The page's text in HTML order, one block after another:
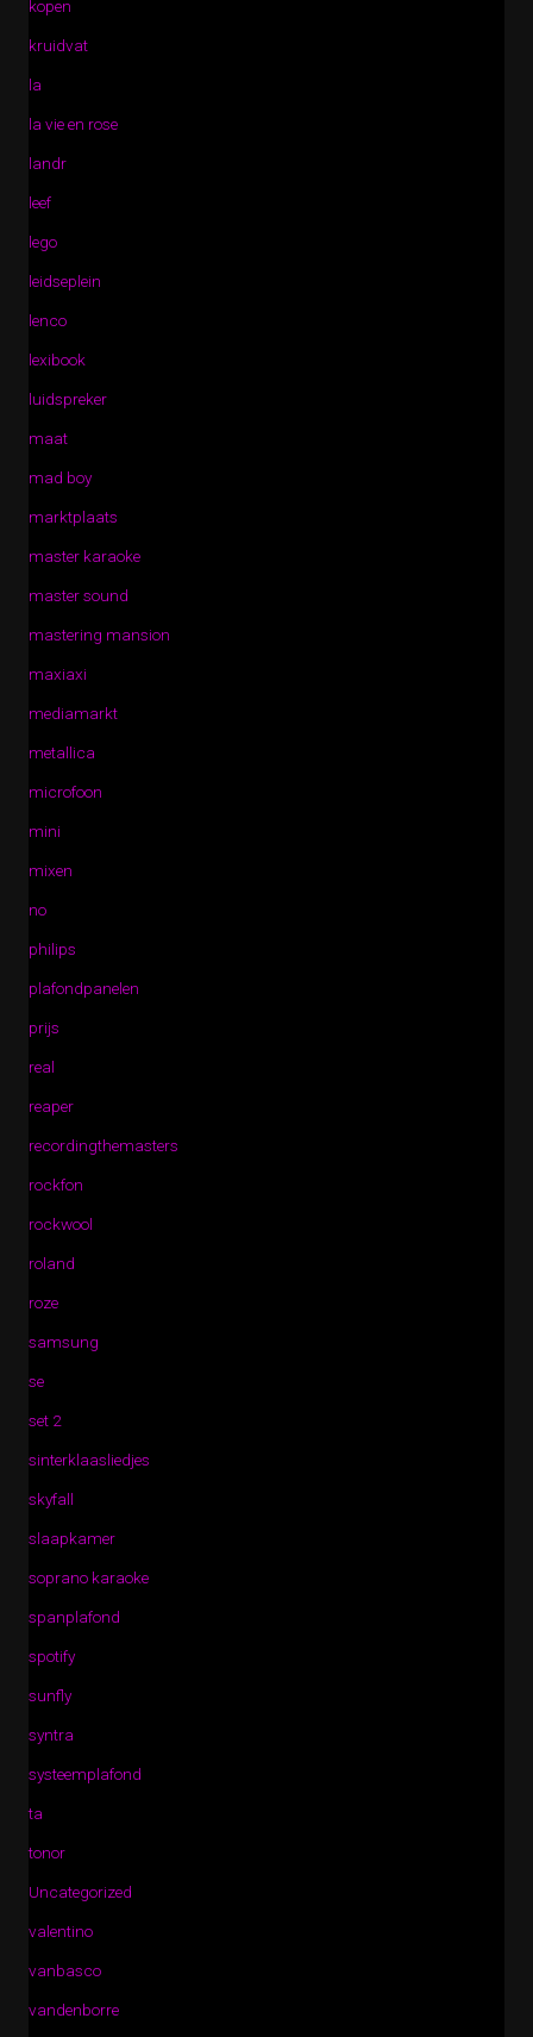
kopen
kruidvat
la
la vie en rose
landr
leef
lego
leidseplein
lenco
lexibook
luidspreker
maat
mad boy
marktplaats
master karaoke
master sound
mastering mansion
maxiaxi
mediamarkt
metallica
microfoon
mini
mixen
no
philips
plafondpanelen
prijs
real
reaper
recordingthemasters
rockfon
rockwool
roland
roze
samsung
se
set 2
sinterklaasliedjes
skyfall
slaapkamer
soprano karaoke
spanplafond
spotify
sunfly
syntra
systeemplafond
ta
tonor
Uncategorized
valentino
vanbasco
vandenborre